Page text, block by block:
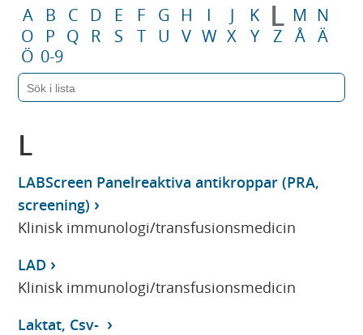
A B C D E F G H I J K L M N
O
P Q R S T U V W X Y Z Å Ä
Ö 0-9
L
LABScreen Panelreaktiva antikroppar (PRA,
screening)
Klinisk immunologi/transfusionsmedicin
LAD
Klinisk immunologi/transfusionsmedicin
Laktat, Csv-